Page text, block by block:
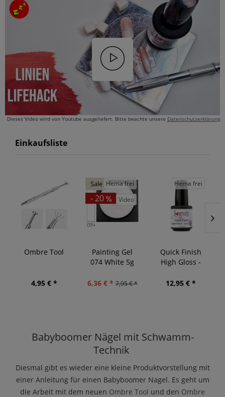
Dieses Video wird von Youtube ausgeliefert. Bitte beachte unsere Datenschutzerklärung
Einkaufsliste
Ombre Tool
4,95 € *
Sale
- 20
Hema frei
Video
Painting Gel
074 White 5g
6,36 € * 7,95 € *
Hema frei
Quick Finish
High Gloss -
12,95 € *
Babyboomer Nägel mit Schwamm-
Technik
Diesmal gibt es wieder eine kleine Produktvorstellung mit
einer Anleitung für einen Babyboomer Nagel. Es geht um
die Arbeit mit dem neuen Ombre Tool und den Ombre